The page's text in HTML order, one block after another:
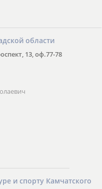
области
13, оф.77-78
и спорту Камчатского